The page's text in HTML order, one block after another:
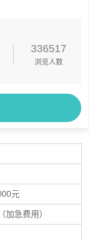
336517
浏览人数
元
加急费用）